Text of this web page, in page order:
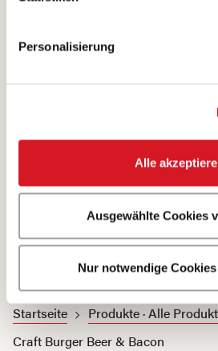
Personalisierung
Alle
Ausgewählte Cookies
Nur notwendige
1 Bewertung
Startseite
Produkte · Alle
Craft Burger Beer & Bacon